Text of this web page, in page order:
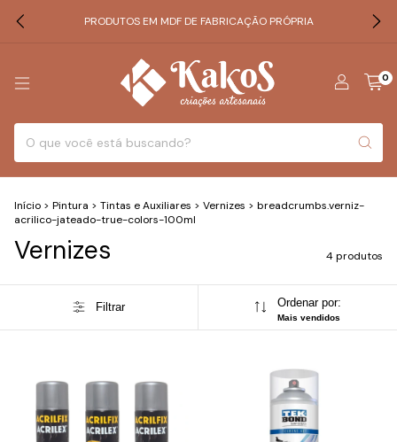
PRODUTOS EM MDF DE FABRICAÇÃO PRÓPRIA
0
Início > Pintura > Tintas e Auxiliares > Vernizes > breadcrumbs.verniz-
acrilico-jateado-true-colors-100ml
Vernizes 4 produtos
Filtrar Ordenar por:
Mais vendidos